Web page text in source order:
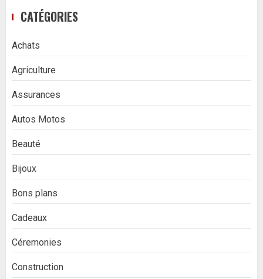
CATÉGORIES
Achats
Agriculture
Assurances
Autos Motos
Beauté
Bijoux
Bons plans
Cadeaux
Céremonies
Construction